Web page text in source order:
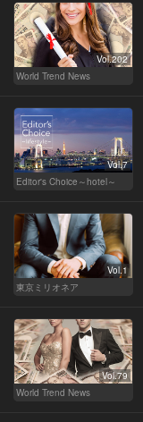
Vol.202
World Trend News
Vol.7
Editor's Choice～hotel～
Vol.1
東京ミリオネア
Vol.79
World Trend News